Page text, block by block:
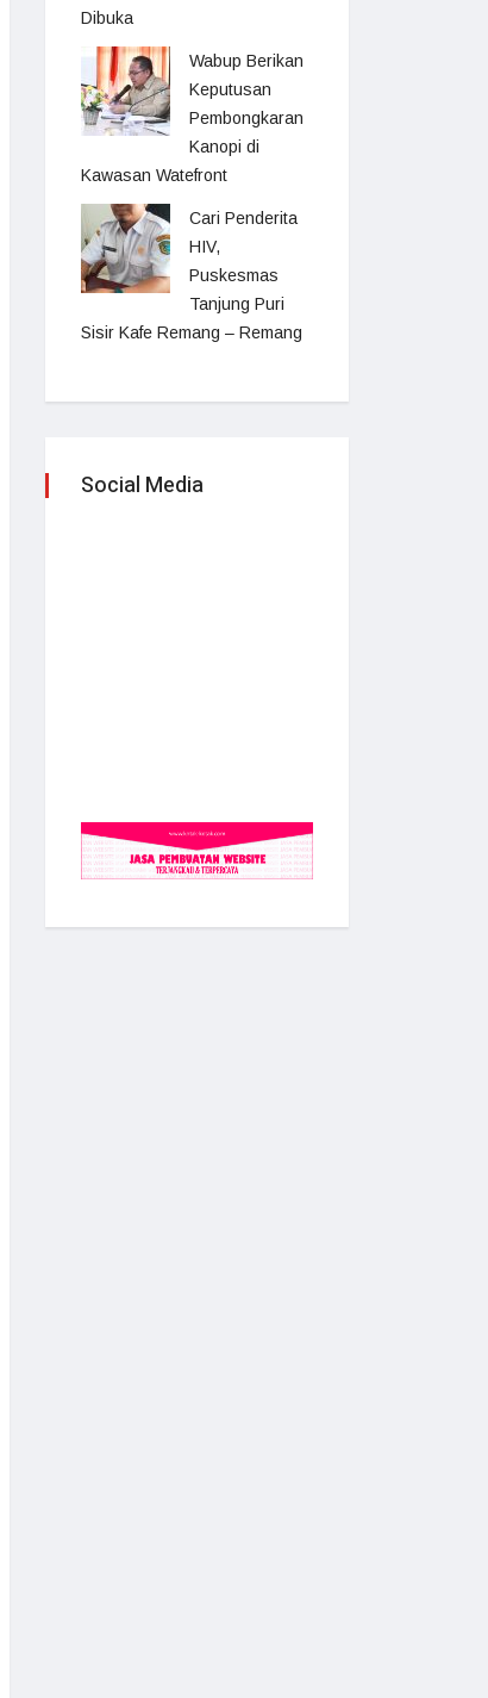
Dibuka
Wabup Berikan
Keputusan
Pembongkaran
Kanopi di
Kawasan Watefront
Cari Penderita
HIV,
Puskesmas
Tanjung Puri
Sisir Kafe Remang – Remang
Social Media